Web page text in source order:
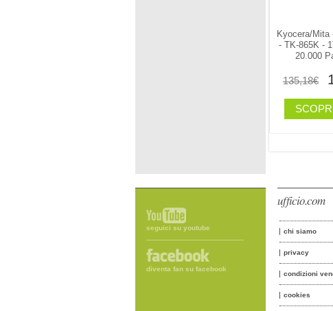
Kyocera/Mita
- TK-865K -
20.000
135,18€
seguici su youtube
diventa fan su facebook
ufficio.com
chi siamo
privacy
condizioni
cookies